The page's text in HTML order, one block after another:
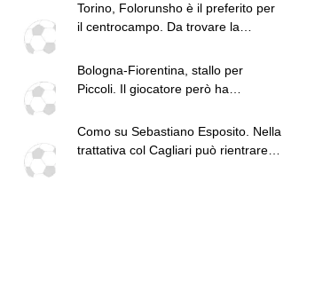
Torino, Folorunsho è il preferito per
il centrocampo. Da trovare la
Bologna-Fiorentina, stallo per
Piccoli. Il giocatore però ha
Como su Sebastiano Esposito. Nella
trattativa col Cagliari può rientrare